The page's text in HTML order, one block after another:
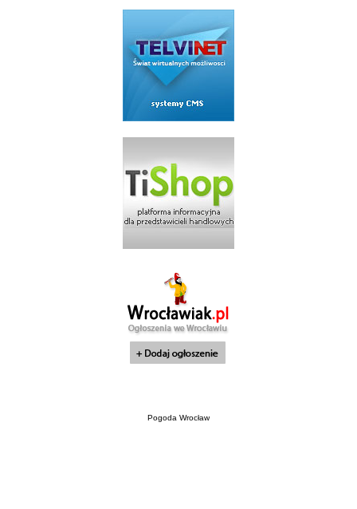
Pogoda Wrocław